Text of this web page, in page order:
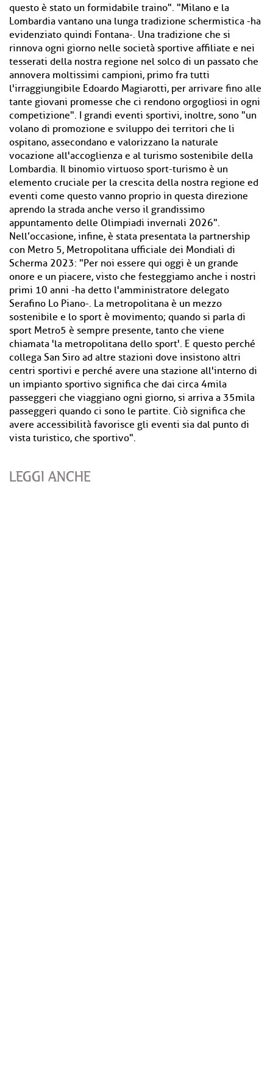
questo è stato un formidabile traino". "Milano e la
Lombardia vantano una lunga tradizione schermistica -ha
evidenziato quindi Fontana-. Una tradizione che si
rinnova ogni giorno nelle società sportive affiliate e nei
tesserati della nostra regione nel solco di un passato che
annovera moltissimi campioni, primo fra tutti
l'irraggiungibile Edoardo Magiarotti, per arrivare fino alle
tante giovani promesse che ci rendono orgogliosi in ogni
competizione". I grandi eventi sportivi, inoltre, sono "un
volano di promozione e sviluppo dei territori che li
ospitano, assecondano e valorizzano la naturale
vocazione all'accoglienza e al turismo sostenibile della
Lombardia. Il binomio virtuoso sport-turismo è un
elemento cruciale per la crescita della nostra regione ed
eventi come questo vanno proprio in questa direzione
aprendo la strada anche verso il grandissimo
appuntamento delle Olimpiadi invernali 2026".
Nell’occasione, infine, è stata presentata la partnership
con Metro 5, Metropolitana ufficiale dei Mondiali di
Scherma 2023: "Per noi essere qui oggi è un grande
onore e un piacere, visto che festeggiamo anche i nostri
primi 10 anni -ha detto l'amministratore delegato
Serafino Lo Piano-. La metropolitana è un mezzo
sostenibile e lo sport è movimento; quando si parla di
sport Metro5 è sempre presente, tanto che viene
chiamata 'la metropolitana dello sport'. E questo perché
collega San Siro ad altre stazioni dove insistono altri
centri sportivi e perché avere una stazione all'interno di
un impianto sportivo significa che dai circa 4mila
passeggeri che viaggiano ogni giorno, si arriva a 35mila
passeggeri quando ci sono le partite. Ciò significa che
avere accessibilità favorisce gli eventi sia dal punto di
vista turistico, che sportivo".
LEGGI ANCHE